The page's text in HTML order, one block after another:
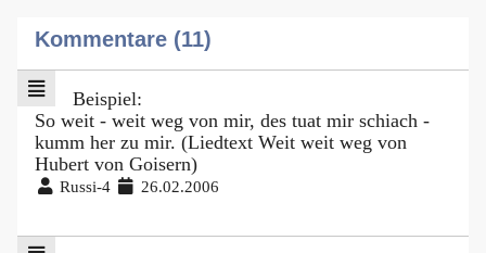
Kommentare (11)
Beispiel:
So weit - weit weg von mir, des tuat mir schiach -
kumm her zu mir. (Liedtext Weit weit weg von
Hubert von Goisern)
Russi-4 26.02.2006